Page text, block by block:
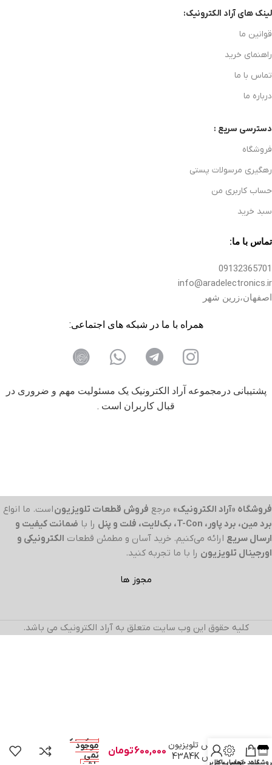
لینک های آراد الکترونیک:
قوانین ما
راهنمای خرید
تماس با ما
درباره ما
دسترسی سریع :
فروشگاه
رهگیری مرسولات پستی
حساب کاربری من
سبد خرید
تماس با ما:
09132365701
info@aradelectronics.ir
اصفهان،زرین شهر
همراه با ما در شبکه های اجتماعی:
پشتیبانی درمجموعه آراد الکترونیک یک مسئولیت مهم و ضروری در
قبال کاربران است .
فروشگاه «آراد الکترونیک» مرجع فروش قطعات تلویزیوناست. ما انواع
برد مین، برد پاور، T-Con، بک‌لایت، فلت و پنل
را با ضمانت کیفیت و
ارسال سریع ارائه می‌کنیم. خرید آسان و مطمئن قطعات الکترونیکی و
اورجینال تلویزیون را با ما تجربه کنید.
مجوز ها
کلیه حقوق این وب سایت متعلق به آراد الکترونیک می باشد.
سبد خریدتماس با ما
حساب کاربری من
برد آدرس تلویزیون
هایسنس 43A4K
600,000تومان
در انبار
موجود
نمی